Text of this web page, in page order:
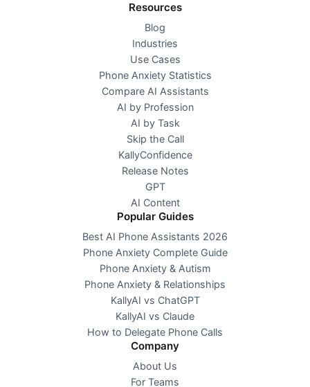
Resources
Blog
Industries
Use Cases
Phone Anxiety Statistics
Compare AI Assistants
AI by Profession
AI by Task
Skip the Call
KallyConfidence
Release Notes
GPT
AI Content
Popular Guides
Best AI Phone Assistants 2026
Phone Anxiety Complete Guide
Phone Anxiety & Autism
Phone Anxiety & Relationships
KallyAI vs ChatGPT
KallyAI vs Claude
How to Delegate Phone Calls
Company
About Us
For Teams